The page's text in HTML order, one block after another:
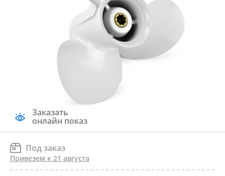
Заказать
онлайн показ
Под заказ
Привезем к 21 августа